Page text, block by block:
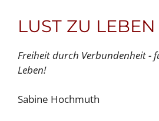
LUST ZU LEBEN
Freiheit durch Verbundenheit -
Leben!
Sabine Hochmuth